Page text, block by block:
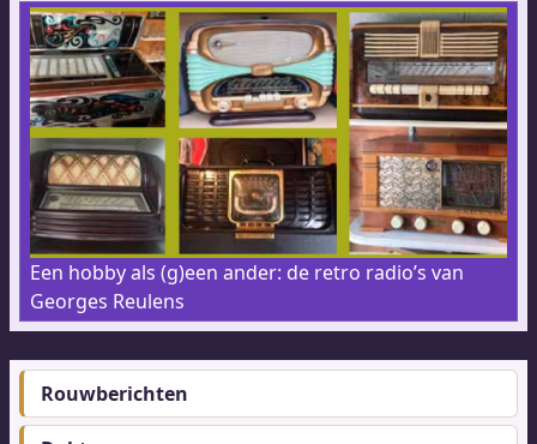
Een hobby als (g)een ander: de retro radio’s van
Georges Reulens
Footer-
menu
Rouwberichten